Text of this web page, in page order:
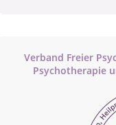
Verband Freier
Psychotherapie